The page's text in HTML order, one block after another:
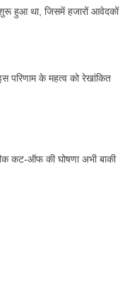
में शुरू हुआ था, जिसमें हजारों आवेदकों
परिणाम के महत्व को रेखांकित
कट-ऑफ की घोषणा अभी बाकी